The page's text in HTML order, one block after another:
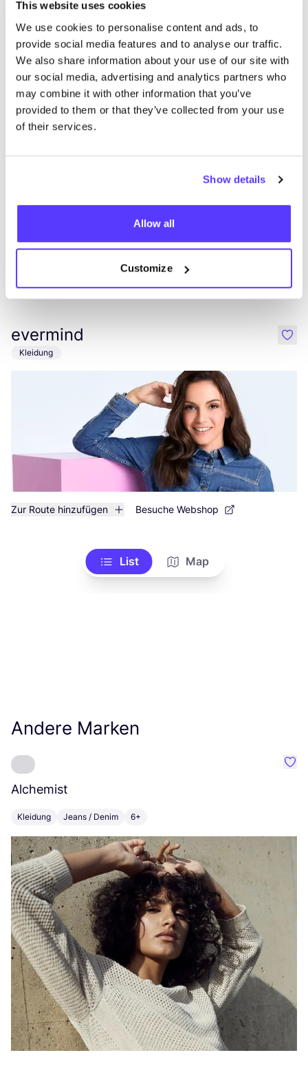
This website uses cookies
We use cookies to personalise content and ads, to
provide social media features and to analyse our traffic.
We also share information about your use of our site with
our social media, advertising and analytics partners who
may combine it with other information that you’ve
provided to them or that they’ve collected from your use
of their services.
Show details
Allow all
Customize
Alle 2 Geschäfte anzeigen
Meer dan Mooi
Smallerijt 21, Geel
Kleidung Accessoires
Zur Route hinzufügen Besuche Webshop
evermind
Kleidung
Zur Route hinzufügen Besuche Webshop
like
List Map
Andere Marken
Alchemist
Kleidung Jeans / Denim 6+